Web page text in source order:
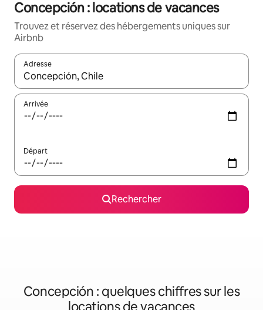
Concepción : locations de vacances
Trouvez et réservez des hébergements uniques sur
Airbnb
Adresse
Lorsque les résultats s'affichent, utilisez les flèches vers le
Arrivée
Départ
Rechercher
Concepción : quelques chiffres sur les